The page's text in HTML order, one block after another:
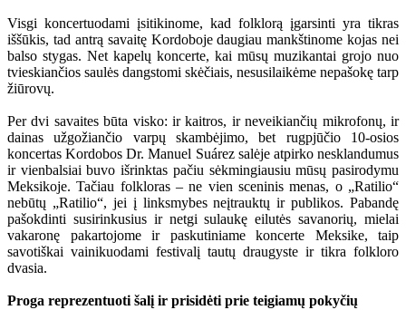
Visgi koncertuodami įsitikinome, kad folklorą įgarsinti yra tikras
iššūkis, tad antrą savaitę Kordoboje daugiau mankštinome kojas nei
balso stygas. Net kapelų koncerte, kai mūsų muzikantai grojo nuo
tvieskiančios saulės dangstomi skėčiais, nesusilaikėme nepašokę tarp
žiūrovų.
Per dvi savaites būta visko: ir kaitros, ir neveikiančių mikrofonų, ir
dainas užgožiančio varpų skambėjimo, bet rugpjūčio 10-osios
koncertas Kordobos Dr. Manuel Suárez salėje atpirko nesklandumus
ir vienbalsiai buvo išrinktas pačiu sėkmingiausiu mūsų pasirodymu
Meksikoje. Tačiau folkloras – ne vien sceninis menas, o „Ratilio“
nebūtų „Ratilio“, jei į linksmybes neįtrauktų ir publikos. Pabandę
pašokdinti susirinkusius ir netgi sulaukę eilutės savanorių, mielai
vakaronę pakartojome ir paskutiniame koncerte Meksike, taip
savotiškai vainikuodami festivalį tautų draugyste ir tikra folkloro
dvasia.
Proga reprezentuoti šalį ir prisidėti prie teigiamų pokyčių